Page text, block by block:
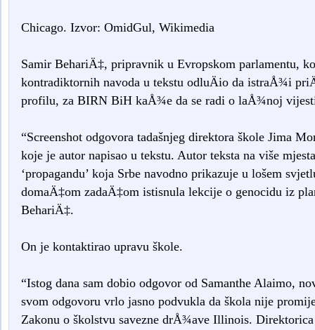
Chicago. Izvor: OmidGul, Wikimedia
Samir BehariÄ‡, pripravnik u Evropskom parlamentu,
kontradiktornih navoda u tekstu odluÄio da istraÅ¾i
profilu, za BIRN BiH kaÅ¾e da se radi o laÅ¾noj
“Screenshot odgovora tadašnjeg direktora škole Jima
koje je autor napisao u tekstu. Autor teksta na više
‘propagandu’ koja Srbe navodno prikazuje u lošem
domaÄ‡om zadaÄ‡om istisnula lekcije o genocidu iz
BehariÄ‡.
On je kontaktirao upravu škole.
“Istog dana sam dobio odgovor od Samanthe Alaimo,
svom odgovoru vrlo jasno podvukla da škola nije
Zakonu o školstvu savezne drÅ¾ave Illinois.